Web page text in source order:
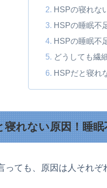
HSPの寝れな
HSPの睡眠不
HSPの睡眠不
どうしても繊
HSPだと寝れ
寝れない原因！睡
っても、原因は人それぞ